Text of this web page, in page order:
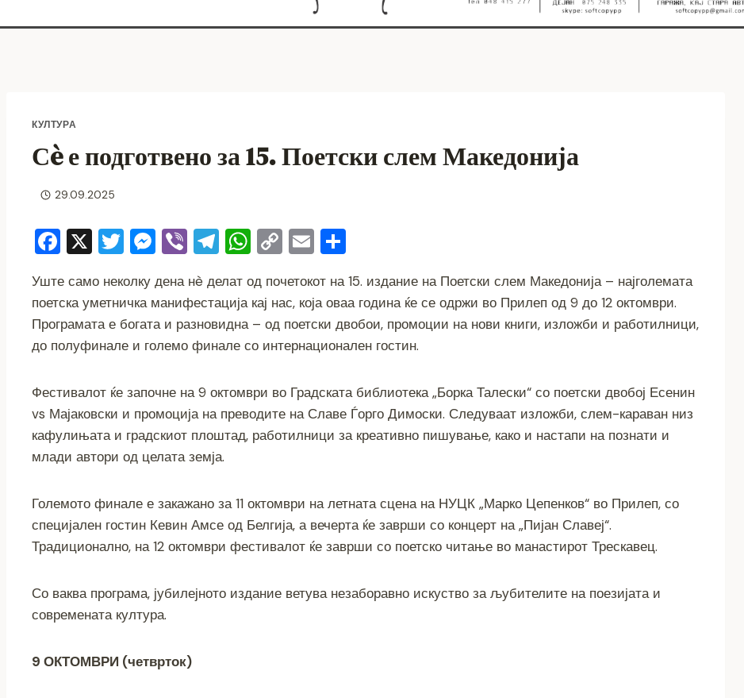
КУЛТУРА
Сè е подготвено за 15. Поетски слем Македонија
29.09.2025
F
c
e
b
o
k
X T
tt
er
M
ss
e
n
er
Vi
b
er
T
e
gr
a
W
at
s
A
p
C
p
y
Li
k
E
ai
l
ar
e
Уште само неколку дена нè делат од почетокот на 15. издание на Поетски слем Македонија – најголемата
поетска уметничка манифестација кај нас, која оваа година ќе се одржи во Прилеп од 9 до 12 октомври.
Програмата е богата и разновидна – од поетски двобои, промоции на нови книги, изложби и работилници,
до полуфинале и големо финале со интернационален гостин.
Фестивалот ќе започне на 9 октомври во Градската библиотека „Борка Талески“ со поетски двобој Есенин
vs Мајаковски и промоција на преводите на Славе Ѓорго Димоски. Следуваат изложби, слем-караван низ
кафулињата и градскиот плоштад, работилници за креативно пишување, како и настапи на познати и
млади автори од целата земја.
Големото финале е закажано за 11 октомври на летната сцена на НУЦК „Марко Цепенков“ во Прилеп, со
специјален гостин Кевин Амсе од Белгија, а вечерта ќе заврши со концерт на „Пијан Славеј“.
Традиционално, на 12 октомври фестивалот ќе заврши со поетско читање во манастирот Трескавец.
Со ваква програма, јубилејното издание ветува незаборавно искуство за љубителите на поезијата и
современата култура.
9 ОКТОМВРИ (четврток)